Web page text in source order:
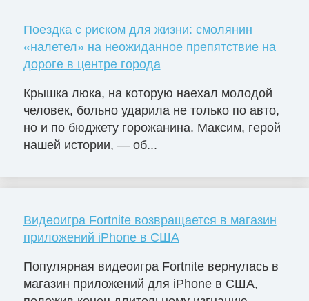
Поездка с риском для жизни: смолянин
«налетел» на неожиданное препятствие на
дороге в центре города
Крышка люка, на которую наехал молодой
человек, больно ударила не только по авто,
но и по бюджету горожанина. Максим, герой
нашей истории, — об...
Видеоигра Fortnite возвращается в магазин
приложений iPhone в США
Популярная видеоигра Fortnite вернулась в
магазин приложений для iPhone в США,